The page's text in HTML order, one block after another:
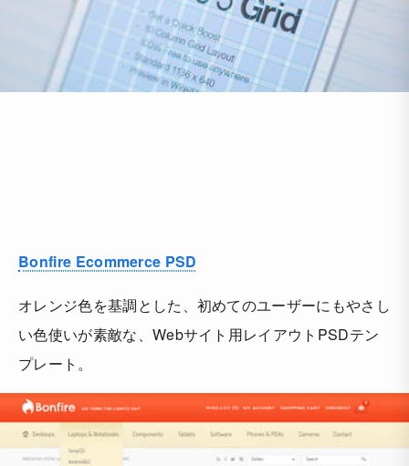
Bonfire Ecommerce PSD
オレンジ色を基調とした、初めてのユーザーにもやさし
い色使いが素敵な、Webサイト用レイアウトPSDテン
プレート。